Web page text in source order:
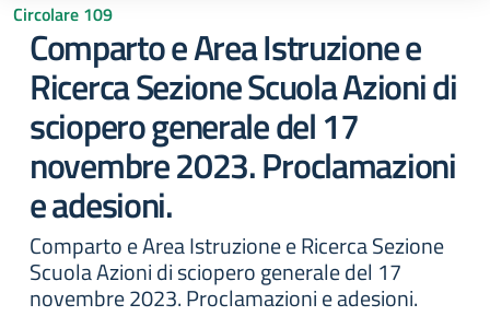
Circolare 109
Comparto e Area Istruzione e
Ricerca Sezione Scuola Azioni di
sciopero generale del 17
novembre 2023. Proclamazioni
e adesioni.
Comparto e Area Istruzione e Ricerca Sezione
Scuola Azioni di sciopero generale del 17
novembre 2023. Proclamazioni e adesioni.